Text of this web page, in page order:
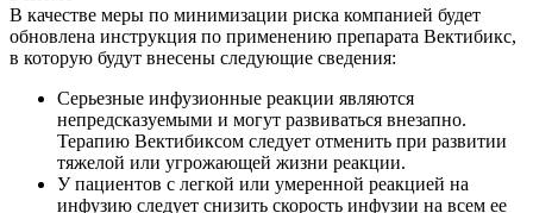
В качестве меры по минимизации риска компанией будет
обновлена инструкция по применению препарата Вектибикс,
в которую будут внесены следующие сведения:
Серьезные инфузионные реакции являются
непредсказуемыми и могут развиваться внезапно.
Терапию Вектибиксом следует отменить при развитии
тяжелой или угрожающей жизни реакции.
У пациентов с легкой или умеренной реакцией на
инфузию следует снизить скорость инфузии на всем ее